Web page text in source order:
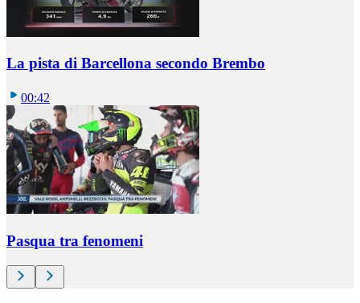
La pista di Barcellona secondo Brembo
00:42
Pasqua tra fenomeni